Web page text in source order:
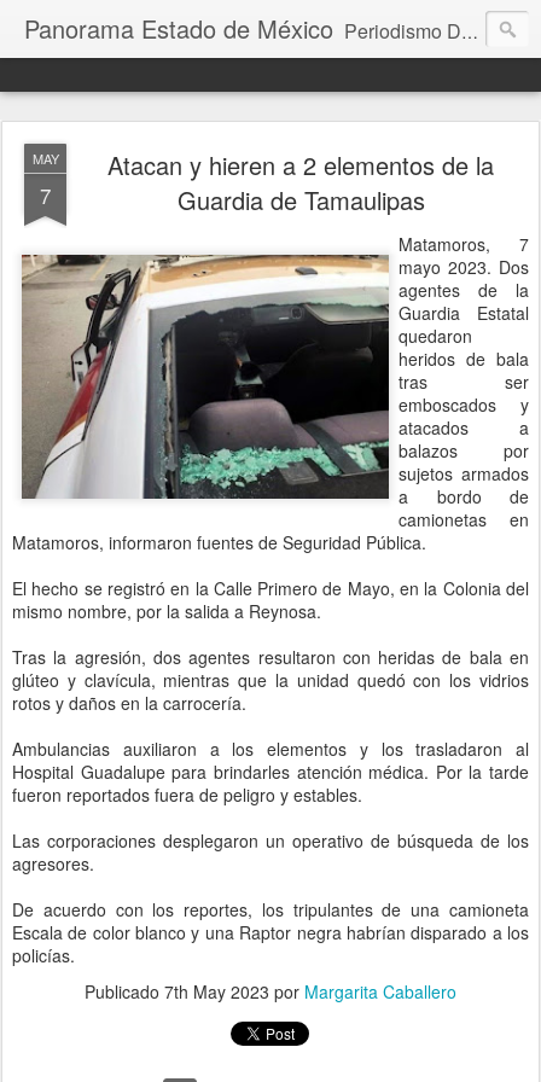
Panorama Estado de México Periodismo Digital
MAY
7
Atacan y hieren a 2 elementos de la
Guardia de Tamaulipas
Matamoros, 7
mayo 2023. Dos
agentes de la
Guardia Estatal
quedaron
heridos de bala
tras ser
emboscados y
atacados a
balazos por
sujetos armados
a bordo de
camionetas en
Matamoros, informaron fuentes de Seguridad Pública.
El hecho se registró en la Calle Primero de Mayo, en la Colonia del
mismo nombre, por la salida a Reynosa.
Tras la agresión, dos agentes resultaron con heridas de bala en
glúteo y clavícula, mientras que la unidad quedó con los vidrios
rotos y daños en la carrocería.
Ambulancias auxiliaron a los elementos y los trasladaron al
Hospital Guadalupe para brindarles atención médica. Por la tarde
fueron reportados fuera de peligro y estables.
Las corporaciones desplegaron un operativo de búsqueda de los
agresores.
De acuerdo con los reportes, los tripulantes de una camioneta
Escala de color blanco y una Raptor negra habrían disparado a los
policías.
Publicado 7th May 2023 por Margarita Caballero